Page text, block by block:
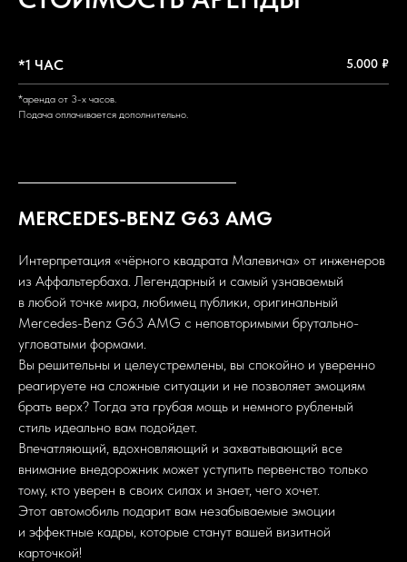
*1 ЧАС 5.000 ₽
*аренда от 3-х часов.
Подача оплачивается дополнительно.
MERCEDES-BENZ G63 AMG
Интерпретация «чёрного квадрата Малевича» от инженеров
из Аффальтербаха. Легендарный и самый узнаваемый
в любой точке мира, любимец публики, оригинальный
Mercedes-Benz G63 AMG с неповторимыми брутально-
угловатыми формами.
Вы решительны и целеустремлены, вы спокойно и уверенно
реагируете на сложные ситуации и не позволяет эмоциям
брать верх? Тогда эта грубая мощь и немного рубленый
стиль идеально вам подойдет.
Впечатляющий, вдохновляющий и захватывающий все
внимание внедорожник может уступить первенство только
тому, кто уверен в своих силах и знает, чего хочет.
Этот автомобиль подарит вам незабываемые эмоции
и эффектные кадры, которые станут вашей визитной
карточкой!